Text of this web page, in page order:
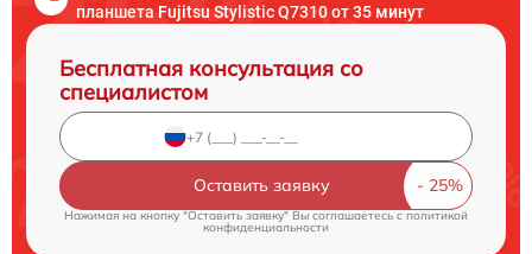
планшета Fujitsu Stylistic Q7310 от 35 минут
Бесплатная консультация со
специалистом
Оставить заявку
Нажимая на кнопку "Оставить заявку" Вы соглашаетесь cполитикой
конфиденциальности